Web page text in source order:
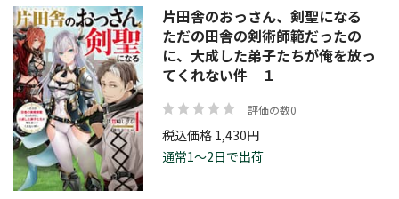
在庫状況
価格帯
片田舎のおっさん、剣聖になる
ただの田舎の剣術師範だったの
に、大成した弟子たちが俺を放っ
てくれない件 １
評価の数0
税込価格 1,430円
通常1～2日で出荷